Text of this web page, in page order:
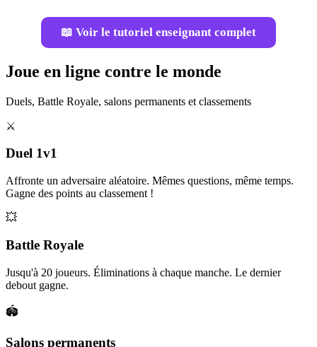
📖 Voir le tutoriel enseignant complet
Joue en ligne contre le monde
Duels, Battle Royale, salons permanents et classements
⚔️
Duel 1v1
Affronte un adversaire aléatoire. Mêmes questions, même temps.
Gagne des points au classement !
💥
Battle Royale
Jusqu'à 20 joueurs. Éliminations à chaque manche. Le dernier
debout gagne.
🏟️
Salons permanents